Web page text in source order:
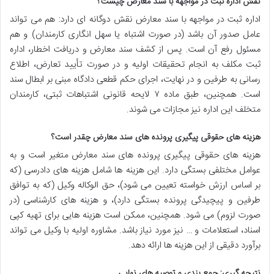
اداره ثبت در مواجهه با سند معارض نقش دوگانه ای دارد: هم می تواند
عامل صدور آن باشد (در صورت اشتباه یا سهل انگاری کارمندان) و هم
مسئول رفع آن است. پس از کشف سند معارض و دریافت اخطار، اداره
ثبت مکلف به انجام تحقیقات اولیه و در صورت تأیید تعارض، اطلاع
رسانی به طرفین و در نهایت، اجرای حکم قطعی دادگاه مبنی بر ابطال سند
است. همچنین، طبق ماده ۷ لایحه قانونی اشتباهات ثبتی، کارمندان
متخلف این اداره نیز مجازات می شوند.
هزینه های حقوقی پیگیری پرونده های سند معارض چقدر است؟
هزینه های حقوقی پیگیری پرونده های سند معارض متغیر است و به
عوامل مختلفی بستگی دارد. این هزینه ها شامل هزینه های دادرسی (که
بر اساس ارزش خواسته تعیین می شود)، حق الوکاله وکیل (که به توافق
طرفین و پیچیدگی پرونده بستگی دارد)، و هزینه های کارشناسی (در
صورت لزوم) می شود. همچنین، ممکن است هزینه هایی برای تهیه کپی
اسناد، استعلامات و … نیز مورد نیاز باشد. مشاوره اولیه با وکیل می تواند
برآورد دقیقی از این هزینه ها ارائه دهد.